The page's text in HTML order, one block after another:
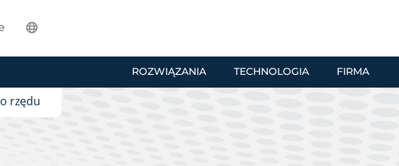
ROZWIĄZANIA TECHNOLOGIA FIRMA
rzędu